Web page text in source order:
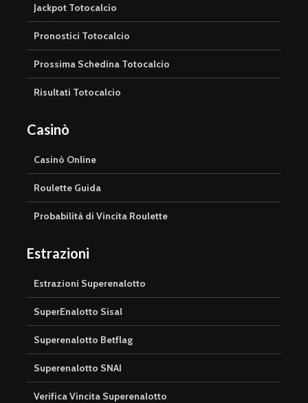
Jackpot Totocalcio
Pronostici Totocalcio
Prossima Schedina Totocalcio
Risultati Totocalcio
Casinò
Casinò Online
Roulette Guida
Probabilità di Vincita Roulette
Estrazioni
Estrazioni Superenalotto
SuperEnalotto Sisal
Superenalotto Betflag
Superenalotto SNAI
Verifica Vincita Superenalotto